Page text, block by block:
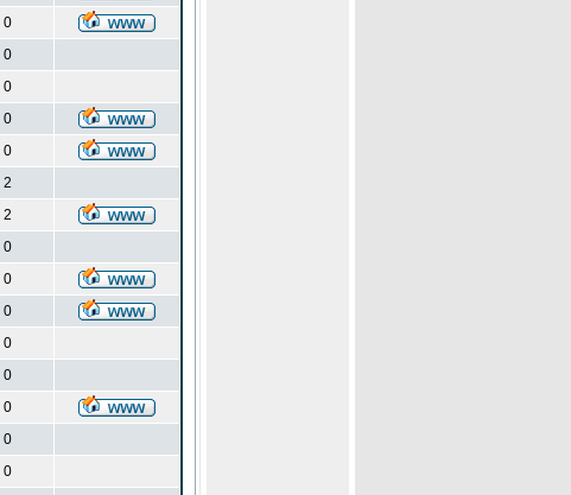
0
0
0
0
0
2
2
0
0
0
0
0
0
0
0